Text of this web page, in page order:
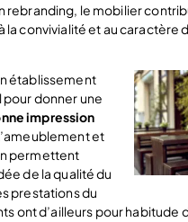
rebranding, le mobilier
la convivialité et au caractère
établissement
donner une
impression
et
permettent
de la qualité du
prestations du
ont d’ailleurs pour habitude